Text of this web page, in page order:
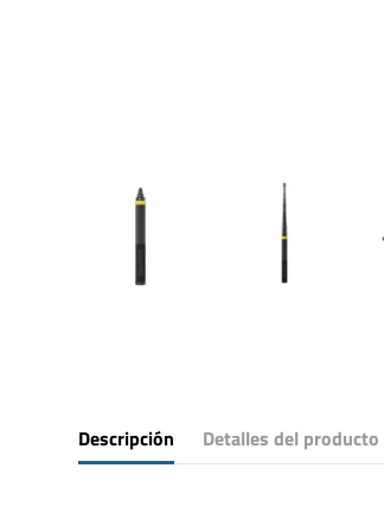
Descripción Detalles del producto